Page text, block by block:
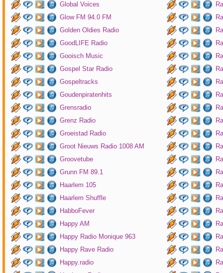
Global Voices
Glow FM 94.0 FM
Golden Oldies Radio
GoodLIFE Radio
Gooisch Music
Gospel Star Radio
Gospeltracks
Goudenpiratenhits
Grensradio
Grenz Radio
Groeistad Radio
Groot Nieuws Radio 1008 AM
Groovetube
Grunn FM 89.1
Haarlem 105
Haarlem Shuffle
HabboFever
Happy AM
Happy Radio Monique 963
Happy Rave Radio
Happy.radio